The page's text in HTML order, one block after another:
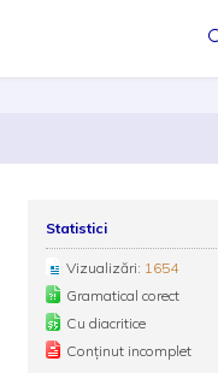
Statistici
Vizualizări: 1654
Gramatical corect
Cu diacritice
Conținut incomplet